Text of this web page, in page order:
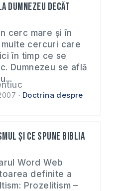
Dumnezeu decât
cerc mare și în
cercuri care
în timp ce se
Dumnezeu se află
Doctrina despre
și ce spune Biblia
Word Web
definite a
Prozelitism –